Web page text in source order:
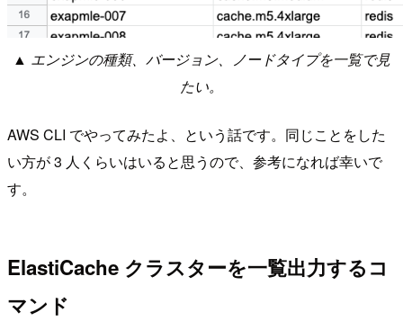
▲ エンジンの種類、バージョン、ノードタイプを一覧で見
たい。
AWS CLI でやってみたよ、という話です。同じことをした
い方が 3 人くらいはいると思うので、参考になれば幸いで
す。
ElastiCache クラスターを一覧出力するコ
マンド